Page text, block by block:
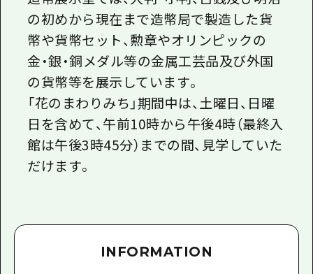
の初めから現在まで造幣局で製造した貨
幣や貨幣セット、勲章やオリンピックの
金・銀・銅メダル等の金属工芸品及び外国
の貨幣等を展示しています。
「花のまわりみち」期間中は、土曜日、日曜
日を含めて、午前10時から午後4時（最終入
館は午後3時45分）までの間、見学していた
だけます。
INFORMATION